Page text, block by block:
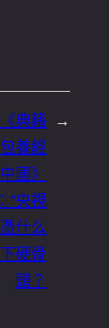
→
典籍
養經
國》
“央視
什么
硬骨
頭？